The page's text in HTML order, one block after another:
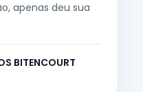
apenas deu sua
BITENCOURT